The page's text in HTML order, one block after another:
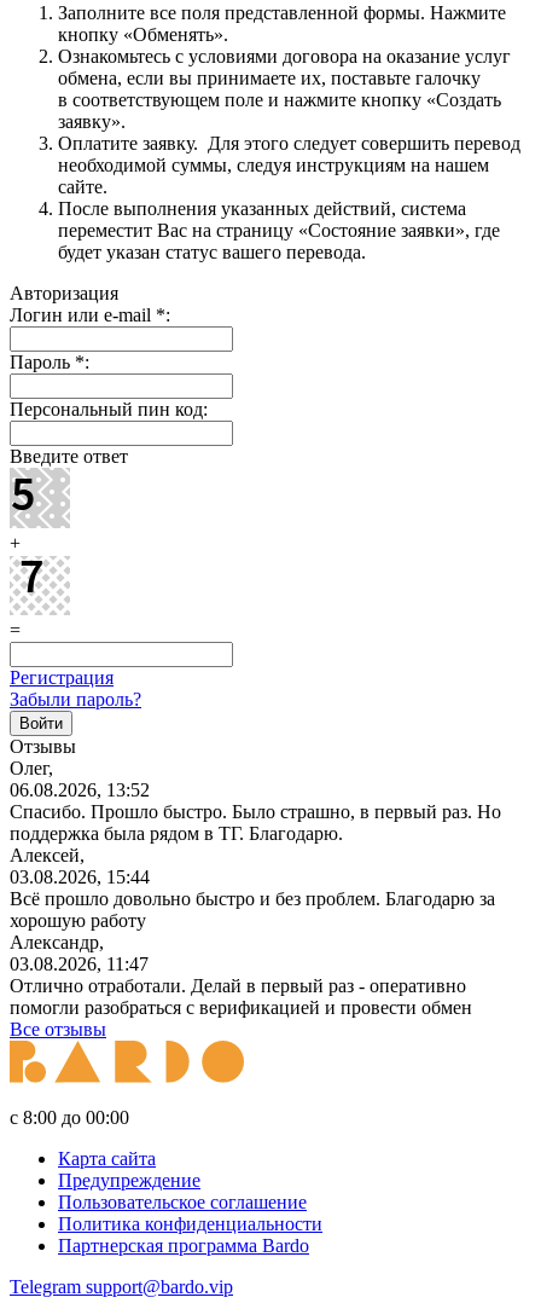
Заполните все поля представленной формы. Нажмите
кнопку «Обменять».
Ознакомьтесь с условиями договора на оказание услуг
обмена, если вы принимаете их, поставьте галочку
в соответствующем поле и нажмите кнопку «Создать
заявку».
Оплатите заявку. Для этого следует совершить перевод
необходимой суммы, следуя инструкциям на нашем
сайте.
После выполнения указанных действий, система
переместит Вас на страницу «Состояние заявки», где
будет указан статус вашего перевода.
Авторизация
Логин или e-mail *:
Пароль *:
Персональный пин код:
Введите ответ
+
=
Регистрация
Забыли пароль?
Отзывы
Олег,
06.08.2026, 13:52
Спасибо. Прошло быстро. Было страшно, в первый раз. Но
поддержка была рядом в ТГ. Благодарю.
Алексей,
03.08.2026, 15:44
Всё прошло довольно быстро и без проблем. Благодарю за
хорошую работу
Александр,
03.08.2026, 11:47
Отлично отработали. Делай в первый раз - оперативно
помогли разобраться с верификацией и провести обмен
Все отзывы
с 8:00 до 00:00
Карта сайта
Предупреждение
Пользовательское соглашение
Политика конфиденциальности
Партнерская программа Bardo
Telegram support@bardo.vip